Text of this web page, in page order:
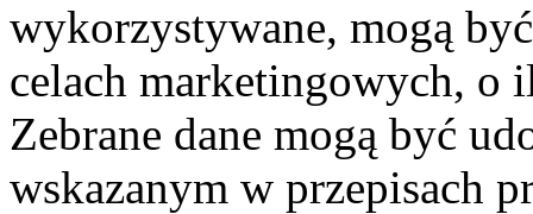
wykorzystywane, mogą
celach marketingowych, o
Zebrane dane mogą być
wskazanym w przepisach